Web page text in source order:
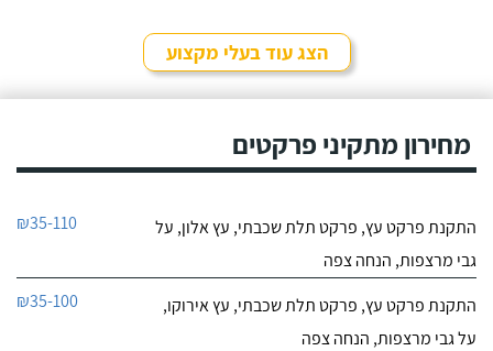
הצג עוד בעלי מקצוע
מחירון מתקיני פרקטים
התקנת פרקט עץ, פרקט תלת שכבתי, עץ אלון, על
גבי מרצפות, הנחה צפה
₪35-110
התקנת פרקט עץ, פרקט תלת שכבתי, עץ אירוקו,
על גבי מרצפות, הנחה צפה
₪35-100